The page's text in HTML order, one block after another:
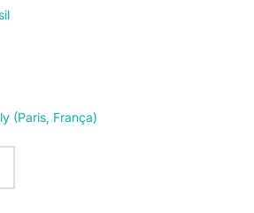
(Paris, França)